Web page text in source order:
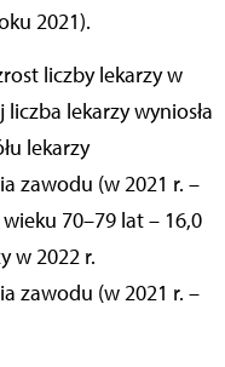
2021).
liczby lekarzy w
lekarzy wyniosła
lekarzy
zawodu (w 2021 r. –
70–79 lat – 16,0
w 2022 r.
zawodu (w 2021 r. –